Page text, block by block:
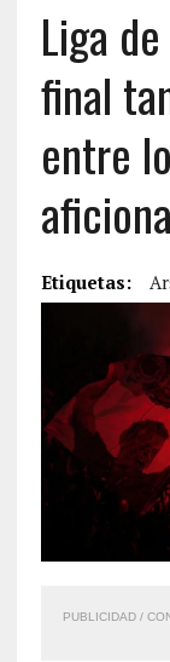
Liga
final
entre
Etiquetas:
PUBLICIDAD /